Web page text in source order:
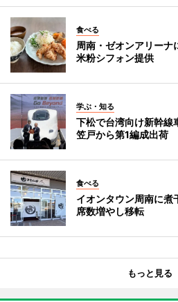
食べる
周南・ゼオンアリー
米粉シフォン提供
学ぶ・知る
下松で台湾向け新幹
笠戸から第1編成出荷
食べる
イオンタウン周南に
席数増やし移転
もっと見る